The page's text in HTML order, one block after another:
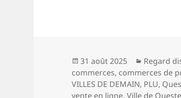
Publié
le
31 août 2025 Regard
commerces, commerces de
VILLES DE DEMAIN, PLU,
vente en ligne,Ville de